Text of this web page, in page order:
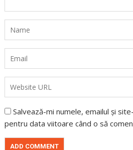
Salvează-mi numele, emailul și
pentru data viitoare când o să